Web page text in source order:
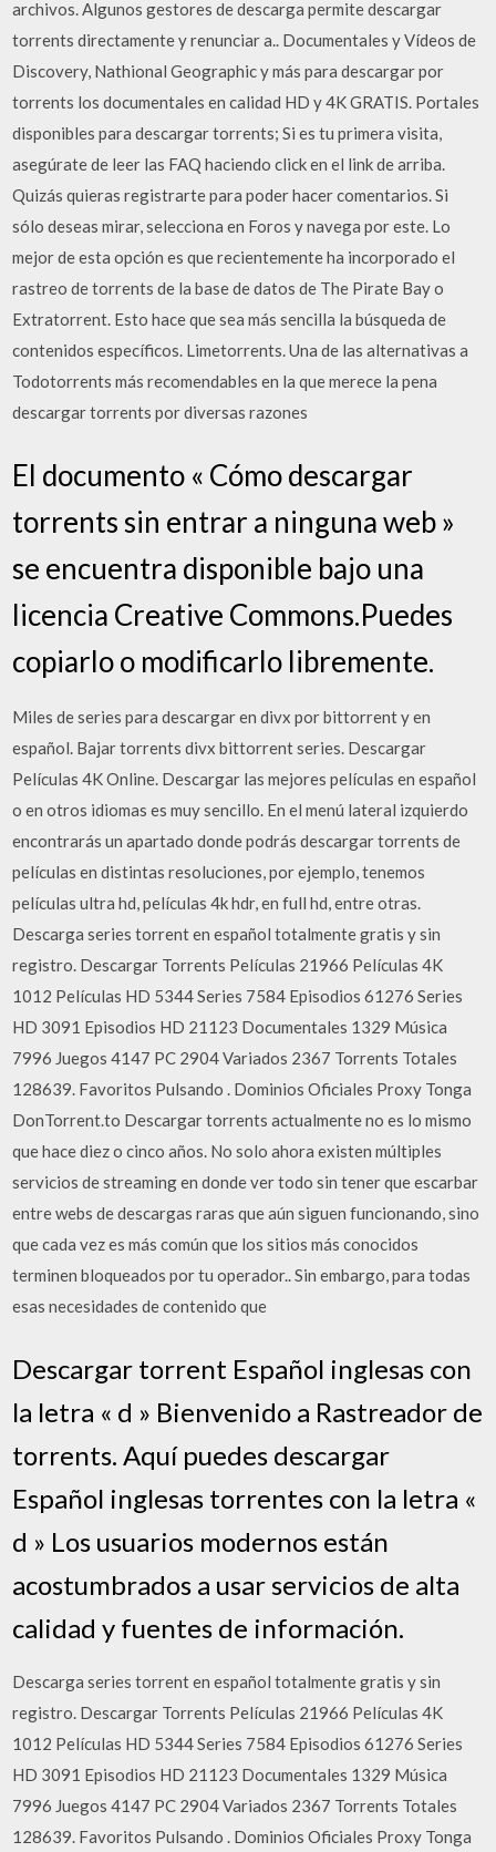
archivos. Algunos gestores de descarga permite descargar
torrents directamente y renunciar a.. Documentales y Vídeos de
Discovery, Nathional Geographic y más para descargar por
torrents los documentales en calidad HD y 4K GRATIS. Portales
disponibles para descargar torrents; Si es tu primera visita,
asegúrate de leer las FAQ haciendo click en el link de arriba.
Quizás quieras registrarte para poder hacer comentarios. Si
sólo deseas mirar, selecciona en Foros y navega por este. Lo
mejor de esta opción es que recientemente ha incorporado el
rastreo de torrents de la base de datos de The Pirate Bay o
Extratorrent. Esto hace que sea más sencilla la búsqueda de
contenidos específicos. Limetorrents. Una de las alternativas a
Todotorrents más recomendables en la que merece la pena
descargar torrents por diversas razones
El documento « Cómo descargar
torrents sin entrar a ninguna web »
se encuentra disponible bajo una
licencia Creative Commons.Puedes
copiarlo o modificarlo libremente.
Miles de series para descargar en divx por bittorrent y en
español. Bajar torrents divx bittorrent series. Descargar
Películas 4K Online. Descargar las mejores películas en español
o en otros idiomas es muy sencillo. En el menú lateral izquierdo
encontrarás un apartado donde podrás descargar torrents de
películas en distintas resoluciones, por ejemplo, tenemos
películas ultra hd, películas 4k hdr, en full hd, entre otras.
Descarga series torrent en español totalmente gratis y sin
registro. Descargar Torrents Películas 21966 Películas 4K
1012 Películas HD 5344 Series 7584 Episodios 61276 Series
HD 3091 Episodios HD 21123 Documentales 1329 Música
7996 Juegos 4147 PC 2904 Variados 2367 Torrents Totales
128639. Favoritos Pulsando . Dominios Oficiales Proxy Tonga
DonTorrent.to Descargar torrents actualmente no es lo mismo
que hace diez o cinco años. No solo ahora existen múltiples
servicios de streaming en donde ver todo sin tener que escarbar
entre webs de descargas raras que aún siguen funcionando, sino
que cada vez es más común que los sitios más conocidos
terminen bloqueados por tu operador.. Sin embargo, para todas
esas necesidades de contenido que
Descargar torrent Español inglesas con
la letra « d » Bienvenido a Rastreador de
torrents. Aquí puedes descargar
Español inglesas torrentes con la letra «
d » Los usuarios modernos están
acostumbrados a usar servicios de alta
calidad y fuentes de información.
Descarga series torrent en español totalmente gratis y sin
registro. Descargar Torrents Películas 21966 Películas 4K
1012 Películas HD 5344 Series 7584 Episodios 61276 Series
HD 3091 Episodios HD 21123 Documentales 1329 Música
7996 Juegos 4147 PC 2904 Variados 2367 Torrents Totales
128639. Favoritos Pulsando . Dominios Oficiales Proxy Tonga